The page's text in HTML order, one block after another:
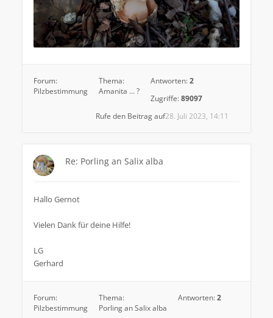
Forum:
Pilzbestimmung
Thema:
Amanita ... ?
Antworten:2
Zugriffe:89097
28. Juli 2023, 14:11
Rufe den Beitrag auf
Re: Porling an Salix alba
Hallo Gernot
Vielen Dank für deine Hilfe!
LG
Gerhard
Forum:
Pilzbestimmung
Thema:
Porling an Salix alba
Antworten:2